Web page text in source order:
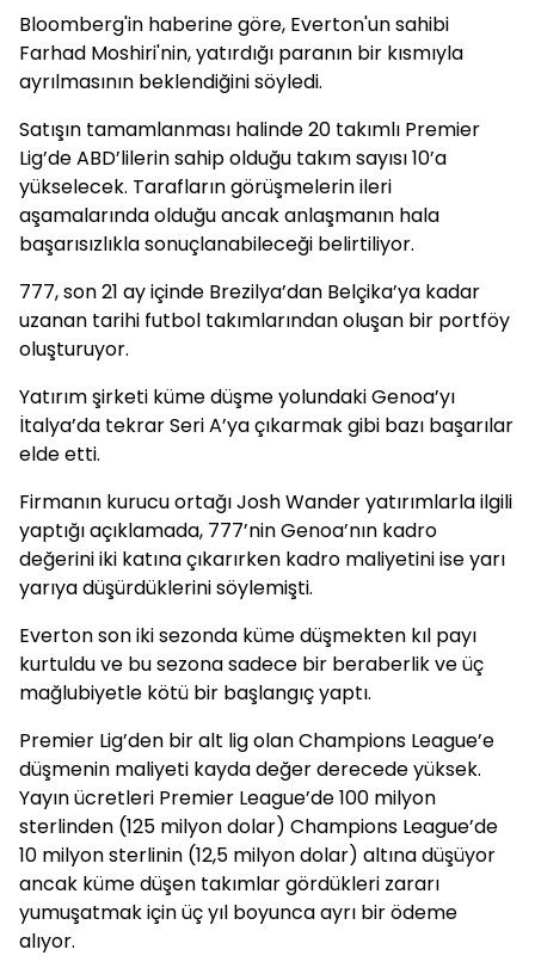
Bloomberg'in haberine göre, Everton'un sahibi
Farhad Moshiri'nin, yatırdığı paranın bir kısmıyla
ayrılmasının beklendiğini söyledi.
Satışın tamamlanması halinde 20 takımlı Premier
Lig’de ABD’lilerin sahip olduğu takım sayısı 10’a
yükselecek. Tarafların görüşmelerin ileri
aşamalarında olduğu ancak anlaşmanın hala
başarısızlıkla sonuçlanabileceği belirtiliyor.
777, son 21 ay içinde Brezilya’dan Belçika’ya kadar
uzanan tarihi futbol takımlarından oluşan bir portföy
oluşturuyor.
Yatırım şirketi küme düşme yolundaki Genoa’yı
İtalya’da tekrar Seri A’ya çıkarmak gibi bazı başarılar
elde etti.
Firmanın kurucu ortağı Josh Wander yatırımlarla ilgili
yaptığı açıklamada, 777’nin Genoa’nın kadro
değerini iki katına çıkarırken kadro maliyetini ise yarı
yarıya düşürdüklerini söylemişti.
Everton son iki sezonda küme düşmekten kıl payı
kurtuldu ve bu sezona sadece bir beraberlik ve üç
mağlubiyetle kötü bir başlangıç yaptı.
Premier Lig’den bir alt lig olan Champions League’e
düşmenin maliyeti kayda değer derecede yüksek.
Yayın ücretleri Premier League’de 100 milyon
sterlinden (125 milyon dolar) Champions League’de
10 milyon sterlinin (12,5 milyon dolar) altına düşüyor
ancak küme düşen takımlar gördükleri zararı
yumuşatmak için üç yıl boyunca ayrı bir ödeme
alıyor.